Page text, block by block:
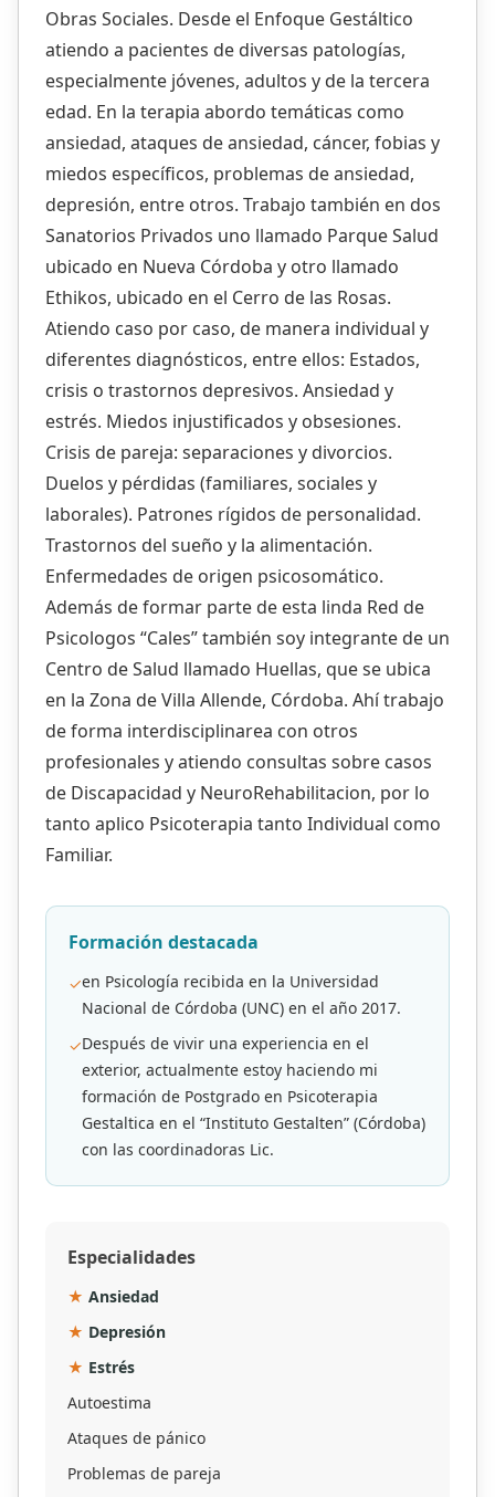
Obras Sociales. Desde el Enfoque Gestáltico
atiendo a pacientes de diversas patologías,
especialmente jóvenes, adultos y de la tercera
edad. En la terapia abordo temáticas como
ansiedad, ataques de ansiedad, cáncer, fobias y
miedos específicos, problemas de ansiedad,
depresión, entre otros. Trabajo también en dos
Sanatorios Privados uno llamado Parque Salud
ubicado en Nueva Córdoba y otro llamado
Ethikos, ubicado en el Cerro de las Rosas.
Atiendo caso por caso, de manera individual y
diferentes diagnósticos, entre ellos: Estados,
crisis o trastornos depresivos. Ansiedad y
estrés. Miedos injustificados y obsesiones.
Crisis de pareja: separaciones y divorcios.
Duelos y pérdidas (familiares, sociales y
laborales). Patrones rígidos de personalidad.
Trastornos del sueño y la alimentación.
Enfermedades de origen psicosomático.
Además de formar parte de esta linda Red de
Psicologos “Cales” también soy integrante de un
Centro de Salud llamado Huellas, que se ubica
en la Zona de Villa Allende, Córdoba. Ahí trabajo
de forma interdisciplinarea con otros
profesionales y atiendo consultas sobre casos
de Discapacidad y NeuroRehabilitacion, por lo
tanto aplico Psicoterapia tanto Individual como
Familiar.
Formación destacada
✓en Psicología recibida en la Universidad
Nacional de Córdoba (UNC) en el año 2017.
✓Después de vivir una experiencia en el
exterior, actualmente estoy haciendo mi
formación de Postgrado en Psicoterapia
Gestaltica en el “Instituto Gestalten” (Córdoba)
con las coordinadoras Lic.
Especialidades
★ Ansiedad
★ Depresión
★ Estrés
Autoestima
Ataques de pánico
Problemas de pareja